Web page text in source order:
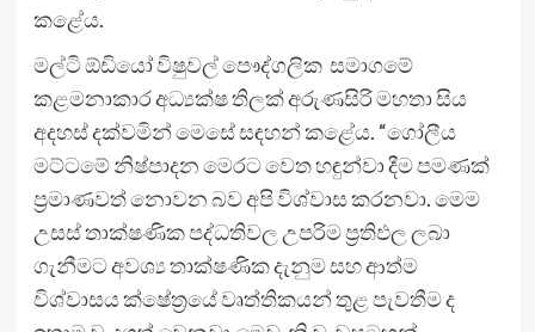
කළේය.
මල්ටි ඕඩියෝ විෂුවල් පෞද්ගලික සමාගමේ
කළමනාකාර අධ්‍යක්ෂ තිලක් අරුණසිරි මහතා සිය
අදහස් දක්වමින් මෙසේ සඳහන් කළේය. “ගෝලීය
මට්ටමේ නිෂ්පාදන මෙරට වෙත හඳුන්වා දීම පමණක්
ප්‍රමාණවත් නොවන බව අපි විශ්වාස කරනවා. මෙම
උසස් තාක්ෂණික පද්ධතිවල උපරිම ප්‍රතිඵල ලබා
ගැනීමට අවශ්‍ය තාක්ෂණික දැනුම සහ ආත්ම
විශ්වාසය ක්ෂේත්‍රයේ වෘත්තිකයන් තුළ පැවතීම ද